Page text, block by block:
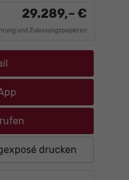
29.289,– €
und Zulassungspapieren
drucken